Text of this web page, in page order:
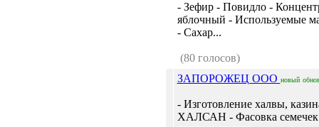
- Зефир - Повидло -
яблочный - Используемые
- Сахар...
(80 голосов)
ЗАПОРОЖЕЦ ООО новый
- Изготовление халвы,
ХАЛСАН - Фасовка семечек